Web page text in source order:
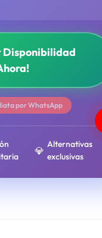
Disponibilidad
por WhatsApp
💎
Alternativas
exclusivas